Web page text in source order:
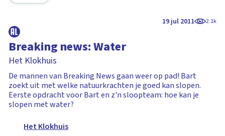
19 jul 2011 2.1k
Breaking news: Water
Het Klokhuis
De mannen van Breaking News gaan weer op pad! Bart
zoekt uit met welke natuurkrachten je goed kan slopen.
Eerste opdracht voor Bart en z'n sloopteam: hoe kan je
slopen met water?
Het Klokhuis